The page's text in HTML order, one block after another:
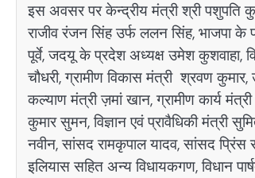
इस अवसर पर केन्द्रीय मंत्री श्री पशुपति
राजीव रंजन सिंह उर्फ ललन सिंह, भाजपा के
पूर्वे, जदयू के प्रदेश अध्यक्ष उमेश कुशवाहा,
चौधरी, ग्रामीण विकास मंत्री श्रवण
कल्याण मंत्री ज़मां खान, ग्रामीण कार्य
कुमार सुमन, विज्ञान एवं प्रावैधिकी मंत्री
नवीन, सांसद रामकृपाल यादव, सांसद प्रिंस
इलियास सहित अन्य विधायकगण, विधान